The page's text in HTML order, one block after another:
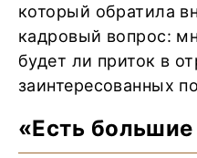
который обратила
кадровый вопрос:
будет ли приток в
заинтересованных
«Есть